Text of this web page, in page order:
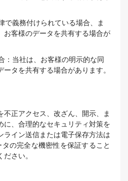
で義務付けられている場合、ま
お客様のデータを共有する場合が
：当社は、お客様の明示的な同
タを共有する場合があります。
不正アクセス、改ざん、開示、ま
に、合理的なセキュリティ対策を
ライン送信または電子保存方法は
の完全な機密性を保証すること
さい。